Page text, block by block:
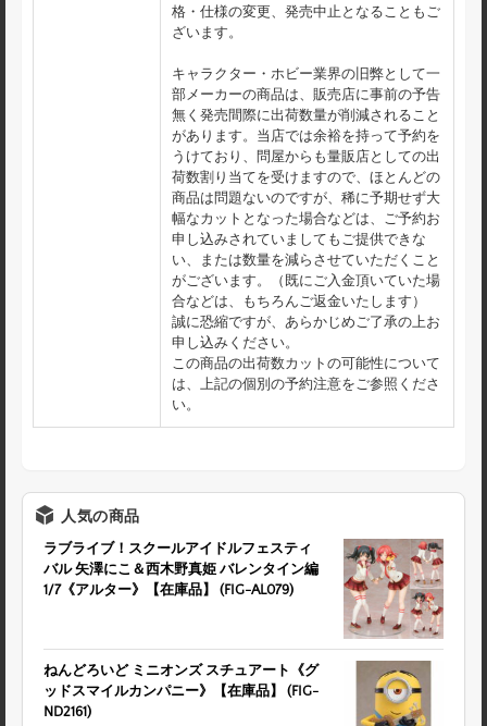
格・仕様の変更、発売中止となることもご
ざいます。
キャラクター・ホビー業界の旧弊として一
部メーカーの商品は、販売店に事前の予告
無く発売間際に出荷数量が削減されること
があります。当店では余裕を持って予約を
うけており、問屋からも量販店としての出
荷数割り当てを受けますので、ほとんどの
商品は問題ないのですが、稀に予期せず大
幅なカットとなった場合などは、ご予約お
申し込みされていましてもご提供できな
い、または数量を減らさせていただくこと
がございます。（既にご入金頂いていた場
合などは、もちろんご返金いたします）
誠に恐縮ですが、あらかじめご了承の上お
申し込みください。
この商品の出荷数カットの可能性について
は、上記の個別の予約注意をご参照くださ
い。
人気の商品
ラブライブ！スクールアイドルフェスティ
バル 矢澤にこ＆西木野真姫 バレンタイン編
1/7《アルター》【在庫品】 (FIG-AL079)
ねんどろいど ミニオンズ スチュアート《グ
ッドスマイルカンパニー》【在庫品】 (FIG-
ND2161)